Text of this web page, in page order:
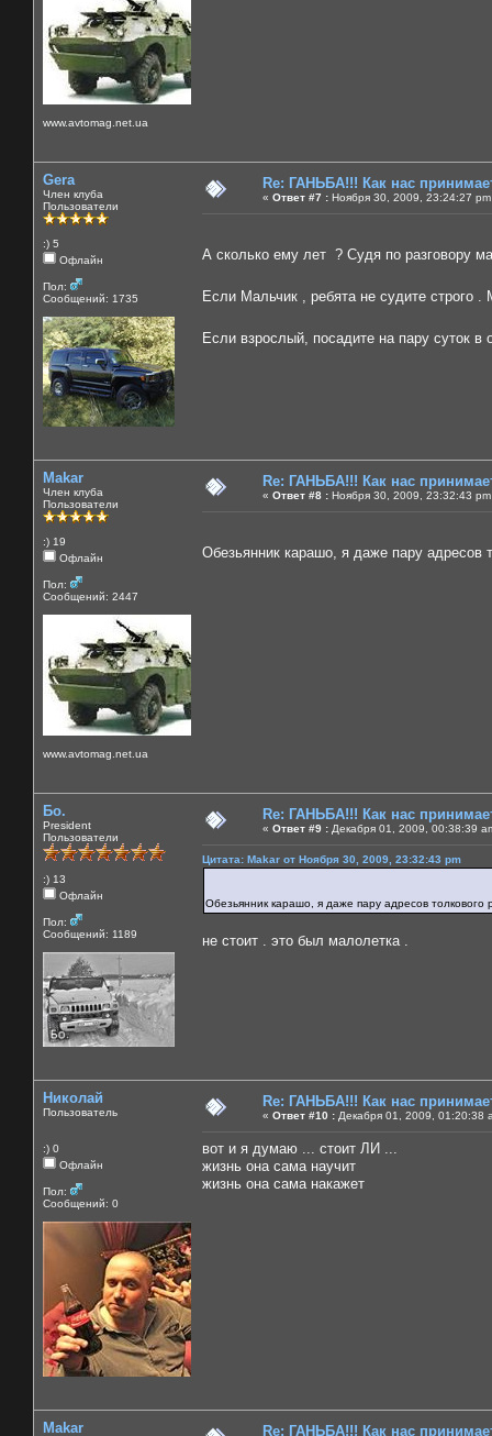
www.avtomag.net.ua
Gera
Член клуба
Пользователи
:) 5
Офлайн
Пол:
Сообщений: 1735
Re: ГАНЬБА!!! Как нас
« Ответ #7 : Ноября 30, 2009, 23:24:27
А сколько ему лет ? Судя по разговору
Если Мальчик , ребята не судите
Если взрослый, посадите на пару суток
Makar
Член клуба
Пользователи
:) 19
Офлайн
Пол:
Сообщений: 2447
www.avtomag.net.ua
Re: ГАНЬБА!!! Как нас
« Ответ #8 : Ноября 30, 2009, 23:32:43
Обезьянник карашо, я даже пару адресов
Бо.
President
Пользователи
:) 13
Офлайн
Пол:
Сообщений: 1189
Re: ГАНЬБА!!! Как нас
« Ответ #9 : Декабря 01, 2009, 00:38:39
Цитата: Makar от Ноября 30, 2009, 23:32:43 pm
Обезьянник карашо, я даже пару адресов
не стоит . это был малолетка .
Николай
Пользователь
:) 0
Офлайн
Пол:
Сообщений: 0
Re: ГАНЬБА!!! Как нас
« Ответ #10 : Декабря 01, 2009, 01:20:38
вот и я думаю ... стоит ЛИ ...
жизнь она сама научит
жизнь она сама накажет
Makar Re: ГАНЬБА!!! Как нас